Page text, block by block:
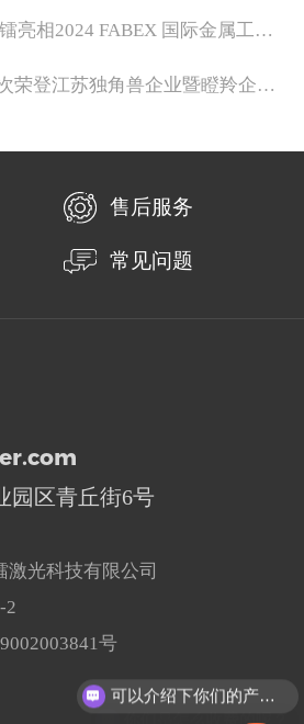
荣登江苏独角兽企业暨瞪羚企业
售后服务
常见问题
园区青丘街6号
光科技有限公司
2
号
你们是怎么收费的呢？